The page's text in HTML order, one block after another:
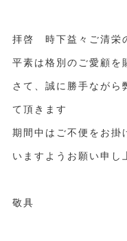
拝啓 時下益々ご清栄
平素は格別のご愛顧を
さて、誠に勝手ながら
て頂きます
期間中はご不便をお掛
いますようお願い申し
敬具